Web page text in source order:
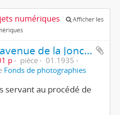
numériques
Afficher les
Genève, avenue de la Jonction : atelier de galvanoplastie de l'usine Gardy
p pièce
01.1935
Fonds de photographies
servant au procédé de